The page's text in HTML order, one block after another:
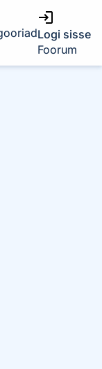
Logi sisse
Foorum